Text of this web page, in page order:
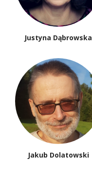
Justyna Dąbrowska
Jakub Dolatowski